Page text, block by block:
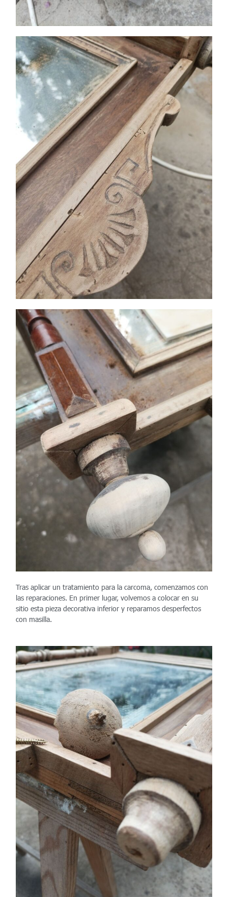
Tras aplicar un tratamiento para la carcoma, comenzamos con
las reparaciones. En primer lugar, volvemos a colocar en su
sitio esta pieza decorativa inferior y reparamos desperfectos
con masilla.